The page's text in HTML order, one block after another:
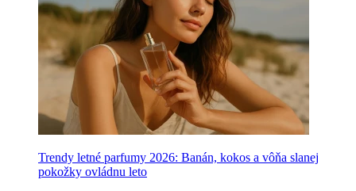
Trendy letné parfumy 2026: Banán, kokos a vôňa slanej
pokožky ovládnu leto